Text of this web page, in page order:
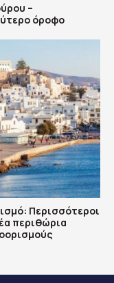
–
όροφο
Περισσότεροι
περιθώρια